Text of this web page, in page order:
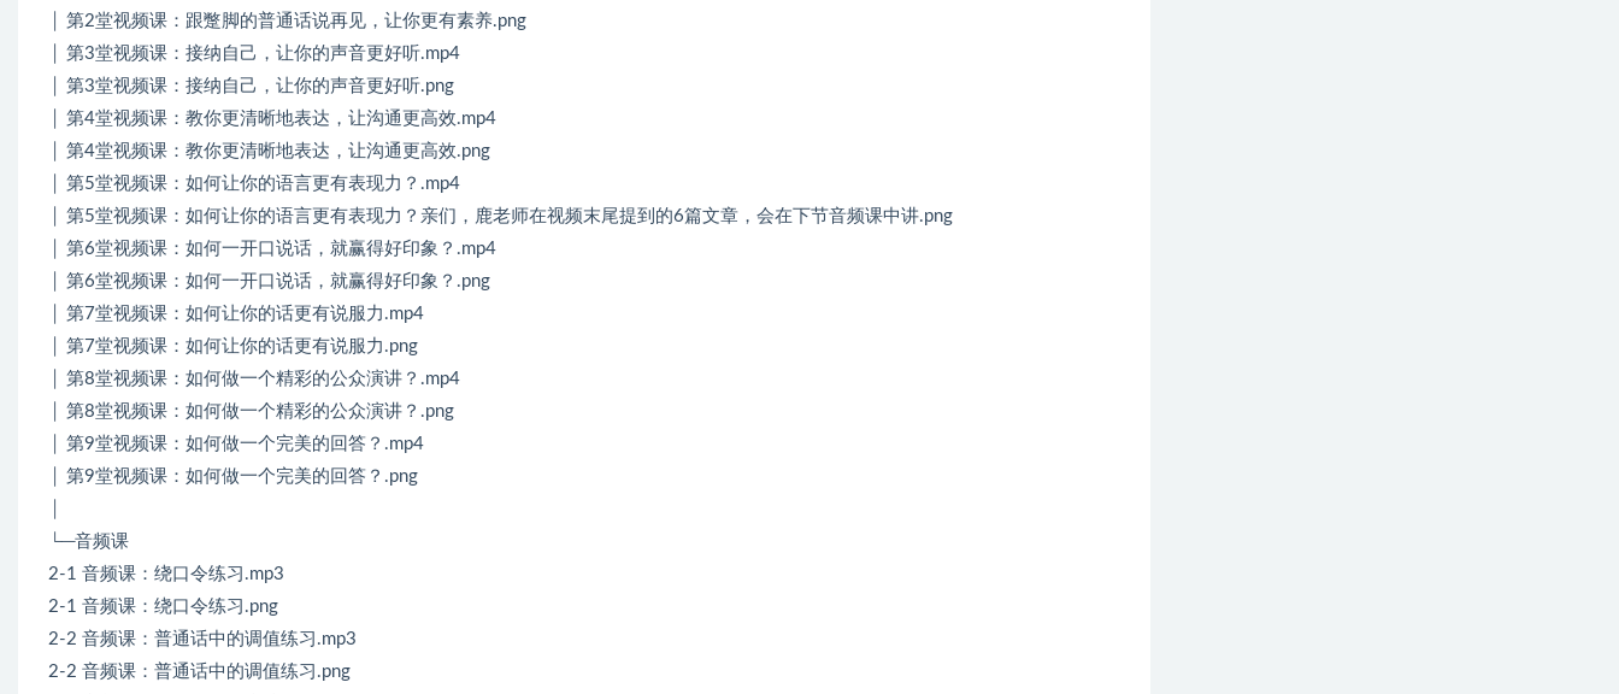
│ 第2堂视频课：跟蹩脚的普通话说再见，让你更有素养.png
│ 第3堂视频课：接纳自己，让你的声音更好听.mp4
│ 第3堂视频课：接纳自己，让你的声音更好听.png
│ 第4堂视频课：教你更清晰地表达，让沟通更高效.mp4
│ 第4堂视频课：教你更清晰地表达，让沟通更高效.png
│ 第5堂视频课：如何让你的语言更有表现力？.mp4
│ 第5堂视频课：如何让你的语言更有表现力？亲们，鹿老师在视频末尾提到的6篇文章，会在下节音频课中讲.png
│ 第6堂视频课：如何一开口说话，就赢得好印象？.mp4
│ 第6堂视频课：如何一开口说话，就赢得好印象？.png
│ 第7堂视频课：如何让你的话更有说服力.mp4
│ 第7堂视频课：如何让你的话更有说服力.png
│ 第8堂视频课：如何做一个精彩的公众演讲？.mp4
│ 第8堂视频课：如何做一个精彩的公众演讲？.png
│ 第9堂视频课：如何做一个完美的回答？.mp4
│ 第9堂视频课：如何做一个完美的回答？.png
└─音频课
2-1 音频课：绕口令练习.mp3
2-1 音频课：绕口令练习.png
2-2 音频课：普通话中的调值练习.mp3
2-2 音频课：普通话中的调值练习.png